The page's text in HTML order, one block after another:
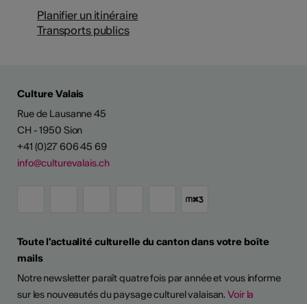
Planifier un itinéraire
Transports publics
Culture Valais
Rue de Lausanne 45
CH - 1950 Sion
+41 (0)27 606 45 69
info@culturevalais.ch
Toute l'actualité culturelle du canton dans votre boîte
mails
Notre newsletter paraît quatre fois par année et vous informe
sur les nouveautés du paysage culturel valaisan.Voir la